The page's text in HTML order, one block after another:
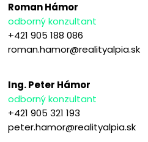
Roman Hámor
odborný konzultant
+421 905 188 086
roman.hamor@realityalpia.sk
Ing. Peter Hámor
odborný konzultant
+421 905 321 193
peter.hamor@realityalpia.sk